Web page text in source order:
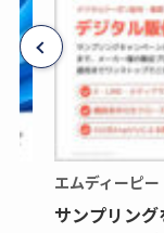
エムディーピー
サンプリン